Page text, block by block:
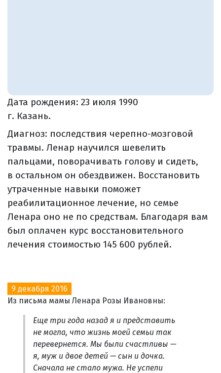
Дата рождения: 23 июля 1990
г. Казань.
Диагноз: последствия черепно-мозговой
травмы. Ленар научился шевелить
пальцами, поворачивать голову и сидеть,
в остальном он обездвижен. Восстановить
утраченные навыки поможет
реабилитационное лечение, но семье
Ленара оно не по средствам. Благодаря вам
был оплачен курс восстановительного
лечения стоимостью 145 600 рублей.
9 декабря 2016
Из письма мамы Ленара Розы Ивановны:
Еще три года назад я и представить
не могла, что жизнь моей семьи так
перевернется. Мы были счастливы —
я, муж и двое детей — сын и дочка.
Сначала не стало мужа. Не успели